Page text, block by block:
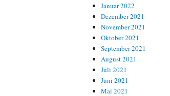
Januar 2022
Dezember 2021
November 2021
Oktober 2021
September 2021
August 2021
Juli 2021
Juni 2021
Mai 2021